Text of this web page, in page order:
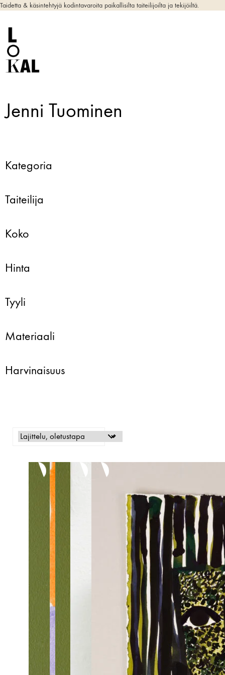
Taidetta & käsintehtyjä kodintavaroita paikallisilta taiteilijoilta ja tekijöiltä.
Jenni Tuominen
Kategoria
Taiteilija
Koko
Hinta
Tyyli
Materiaali
Harvinaisuus